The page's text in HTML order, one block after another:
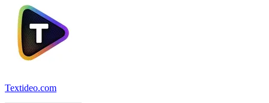
Textideo.com